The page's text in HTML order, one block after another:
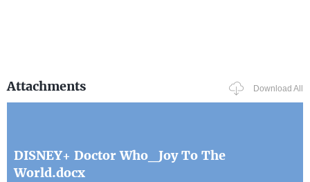
Attachments Download All
DISNEY+ Doctor Who_Joy To The
World.docx